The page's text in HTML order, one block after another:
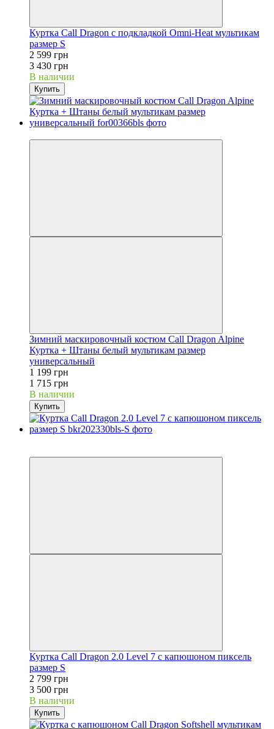
Куртка Call Dragon с подкладкой Omni-Heat мультикам
размер S
2 599 грн
3 430 грн
В наличии
Купить
Зимний маскировочный костюм Call Dragon Alpine
Куртка + Штаны белый мультикам размер
универсальный
1 199 грн
1 715 грн
В наличии
Купить
Куртка Call Dragon 2.0 Level 7 с капюшоном пиксель
размер S
2 799 грн
3 500 грн
В наличии
Купить